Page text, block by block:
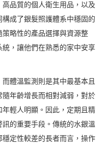
品質的個人衛生用品，以及
成了銀髮照護體系中穩固的
略性的產品選擇與資源整
，讓他們在熟悉的家中安享
體溫監測則是其中最基本且
年齡增長而相對減弱，對於
輕人明顯。因此，定期且精
的重要手段。傳統的水銀溫
定性較差的長者而言，操作